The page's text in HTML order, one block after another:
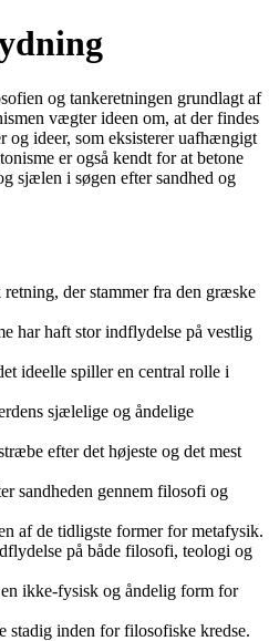
og tankeretningen grundlagt af
vægter ideen om, at der findes
og ideer, som eksisterer uafhængigt
er også kendt for at betone
sjælen i søgen efter sandhed og
der stammer fra den græske
har haft stor indflydelse på vestlig
ideelle spiller en central rolle i
sjælelige og åndelige
efter det højeste og det mest
sandheden gennem filosofi og
af de tidligste former for metafysik.
på både filosofi, teologi og
ikke-fysisk og åndelig form for
stadig inden for filosofiske kredse.